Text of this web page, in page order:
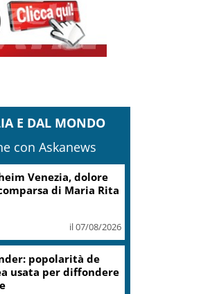
E DAL MONDO
con Askanews
Venezia, dolore
di Maria Rita
il 07/08/2026
popolarità de
usata per diffondere